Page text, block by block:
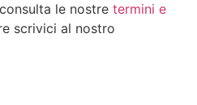
le nostre termini e
scrivici al nostro